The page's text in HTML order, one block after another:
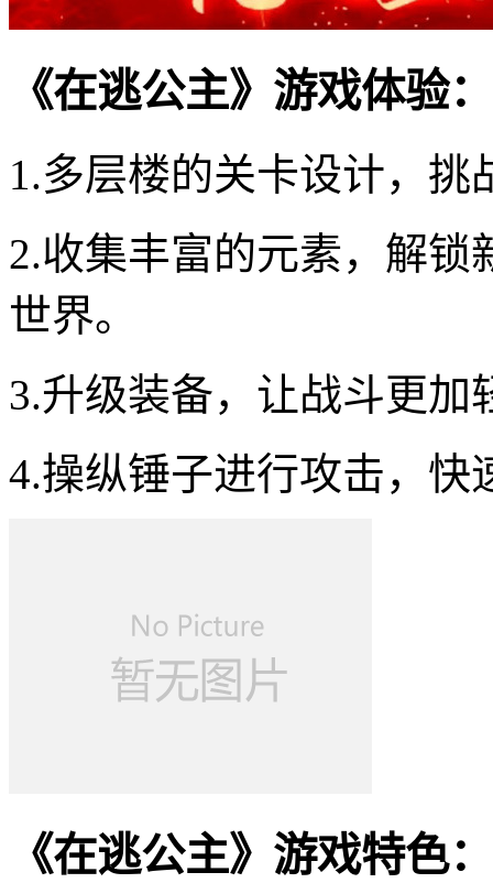
《在逃公主》游戏体验：
1.多层楼的关卡设计，挑
2.收集丰富的元素，解
世界。
3.升级装备，让战斗更加
4.操纵锤子进行攻击，快
《在逃公主》游戏特色：